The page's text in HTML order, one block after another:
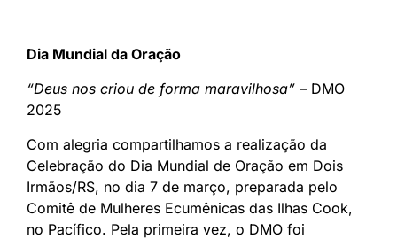
Dia Mundial da Oração
“Deus nos criou de forma maravilhosa” – DMO
2025
Com alegria compartilhamos a realização da
Celebração do Dia Mundial de Oração em Dois
Irmãos/RS, no dia 7 de março, preparada pelo
Comitê de Mulheres Ecumênicas das Ilhas Cook,
no Pacífico. Pela primeira vez, o DMO foi